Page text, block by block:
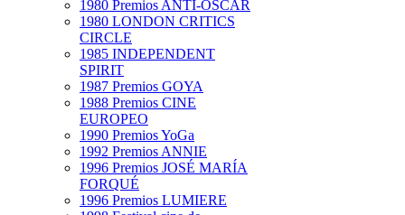
1980 Premios ANTI-OSCAR
1980 LONDON CRITICS
CIRCLE
1985 INDEPENDENT
SPIRIT
1987 Premios GOYA
1988 Premios CINE
EUROPEO
1990 Premios YoGa
1992 Premios ANNIE
1996 Premios JOSÉ MARÍA
FORQUÉ
1996 Premios LUMIERE